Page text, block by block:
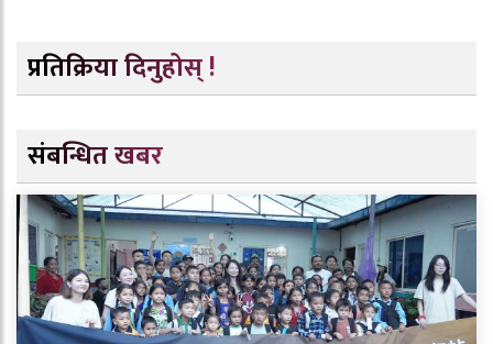
प्रतिक्रिया दिनुहोस् !
संबन्धित खबर